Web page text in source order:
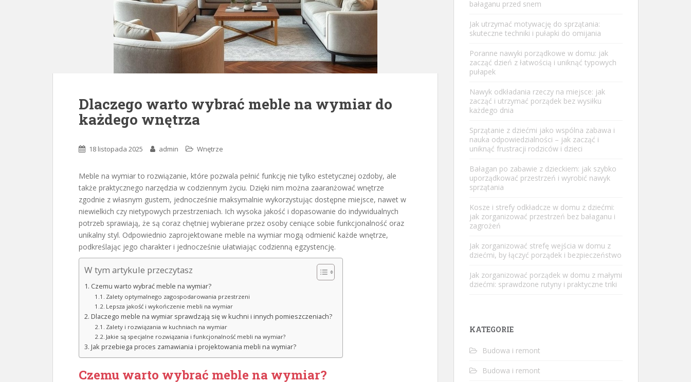
Dlaczego warto wybrać meble na wymiar do
każdego wnętrza
18 listopada 2025 admin Wnętrze
Meble na wymiar to rozwiązanie, które pozwala pełnić funkcję nie tylko estetycznej ozdoby, ale
także praktycznego narzędzia w codziennym życiu. Dzięki nim można zaaranżować wnętrze
zgodnie z własnym gustem, jednocześnie maksymalnie wykorzystując dostępne miejsce, nawet w
niewielkich czy nietypowych przestrzeniach. Ich wysoka jakość i dopasowanie do indywidualnych
potrzeb sprawiają, że są coraz chętniej wybierane przez osoby ceniące sobie funkcjonalność oraz
unikalny styl. Odpowiednio zaprojektowane meble na wymiar mogą odmienić każde wnętrze,
podkreślając jego charakter i jednocześnie ułatwiając codzienną egzystencję.
W tym artykule przeczytasz
Czemu warto wybrać meble na wymiar?
Zalety optymalnego zagospodarowania przestrzeni
Lepsza jakość i wykończenie mebli na wymiar
Dlaczego meble na wymiar sprawdzają się w kuchni i innych pomieszczeniach?
Zalety i rozwiązania w kuchniach na wymiar
Jakie są specjalne rozwiązania i funkcjonalność mebli na wymiar?
Jak przebiega proces zamawiania i projektowania mebli na wymiar?
Czemu warto wybrać meble na wymiar?
bałaganu przed snem
Jak utrzymać motywację do sprzątania:
skuteczne techniki i pułapki do omijania
Poranne nawyki porządkowe w domu: jak
zacząć dzień z łatwością i uniknąć typowych
pułapek
Nawyk odkładania rzeczy na miejsce: jak
zacząć i utrzymać porządek bez wysiłku
każdego dnia
Sprzątanie z dziećmi jako wspólna zabawa i
nauka odpowiedzialności – jak zacząć i
uniknąć frustracji rodziców i dzieci
Bałagan po zabawie z dzieckiem: jak szybko
uporządkować przestrzeń i wyrobić nawyk
sprzątania
Kosze i strefy odkładcze w domu z dziećmi:
jak zorganizować przestrzeń bez bałaganu i
zagrożeń
Jak zorganizować strefę wejścia w domu z
dziećmi, by łączyć porządek i bezpieczeństwo
Jak zorganizować porządek w domu z małymi
dziećmi: sprawdzone rutyny i praktyczne triki
KATEGORIE
Budowa i remont
Budowa i remont